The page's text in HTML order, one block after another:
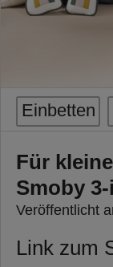
Einbetten
Für
Smoby
Veröffentlicht
Link zum